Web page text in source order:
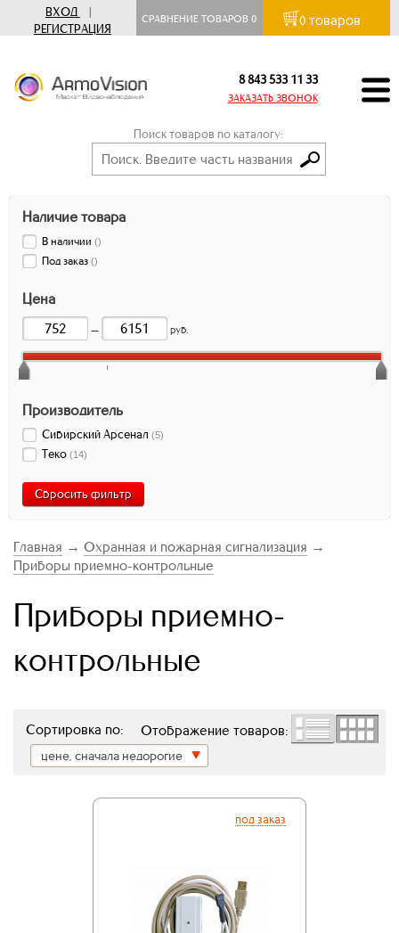
ВХОД
|
РЕГИСТРАЦИЯ
СРАВНЕНИЕ ТОВАРОВ0 0 товаров
8 843 533 11 33
ЗАКАЗАТЬ ЗВОНОК
Поиск товаров по каталогу:
Наличие товара
В наличии ()
Под заказ ()
Цена
— руб.
Производитель
Сибирский Арсенал (5)
Теко (14)
Сбросить фильтр
Главная → Охранная и пожарная сигнализация →
Приборы приемно-контрольные
Приборы приемно-
контрольные
Отображение товаров:
Сортировка по:
цене, сначала недорогие
под заказ